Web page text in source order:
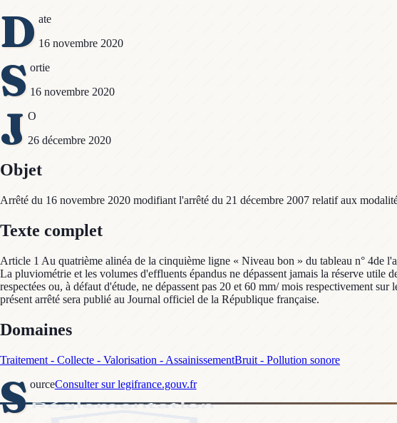
D ate
16 novembre 2020
S ortie
16 novembre 2020
J O
26 décembre 2020
Objet
Arrêté du 16 novembre 2020 modifiant l'arrêté du 21 décembre 2007 relatif aux
Texte complet
Article 1 Au quatrième alinéa de la cinquième ligne « Niveau bon » du tableau n° 4de
La pluviométrie et les volumes d'effluents épandus ne dépassent jamais la réserve utile
respectées ou, à défaut d'étude, ne dépassent pas 20 et 60 mm/ mois respectivement
présent arrêté sera publié au Journal officiel de la République française.
Domaines
Traitement - Collecte - Valorisation - AssainissementBruit - Pollution sonore
S ourceConsulter sur legifrance.gouv.fr